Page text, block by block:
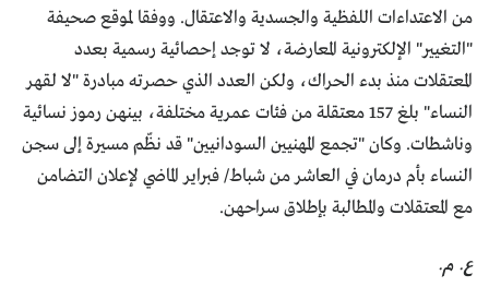
من الاعتداءات اللفظية والجسدية والاعتقال. ووفقا لموقع صحيفة
"التغيير" الإلكترونية المعارضة، لا توجد إحصائية رسمية بعدد
المعتقلات منذ بدء الحراك، ولكن العدد الذي حصرته مبادرة "لا لقهر
النساء" بلغ 157 معتقلة من فئات عمرية مختلفة، بينهن رموز نسائية
وناشطات. وكان "تجمع المهنيين السودانيين" قد نظّم مسيرة إلى سجن
النساء بأم درمان في العاشر من شباط/ فبراير الماضي لإعلان التضامن
مع المعتقلات والمطالبة بإطلاق سراحهن.
ع. م.